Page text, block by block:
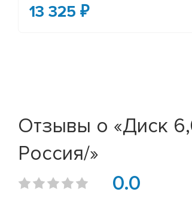
13 325 ₽
Отзывы о «Диск
Россия/»
0.0